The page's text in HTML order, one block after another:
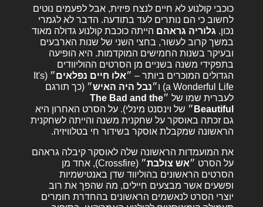
כוכבי קולנוע לא חיים לנצח פיזית, אבל לפעמים נוטים
לחשוב כי הם נותרים לעד בתודעה. הדבר לא לגמרי
נכון. גלוריה גראהם הייתה כוכבת קולנוע גדולה מאוד
במשך קרוב לעשור, בחצי השני של שנות הארבעים
ובעיקר בשנות החמישים המוקדמות. היא הופיעה
בתפקידי משנה בשניים מן הסרטים ההוליוודים
הגדולים המוכרים ביותר – ״אלו חיים נפלאים
״ (It's
a Wonderful Life) ו״נבל היה האיש״ (כך תורגם
לעברית שמו של ״The Bad and the
Beautiful ״ של וינסנט מינלי). על הסרט האחרון היא
גם זכתה באוסקר על שחקנית משנה והייתה לשחקנית
הראשונה שמקבלת אוסקר בשידור חי בטלוויזיה.
את המועמדות הראשונה שלה לאוסקר קיבלה גראהם
על הסרט ״אש צולבת״
(Crossfire), אחד מן
הסרטים הראשונים בהוליווד שדן באנטישמיות
ופשעים אשר מבצעים חיילים, מה שהפך את רוב
יוצרי הסרט לנאשמים הראשונים בהחדרת חומרים